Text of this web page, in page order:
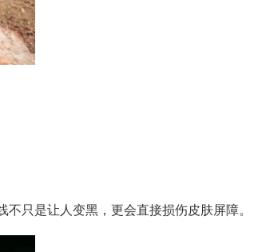
只是让人变黑，更会直接损伤皮肤屏障。